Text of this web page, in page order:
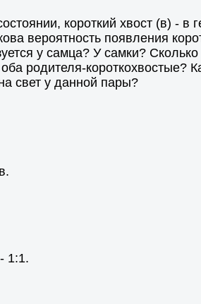
короткий хвост (в) -
вероятность появления
у самца? У самки?
родителя-
свет у данной пары?
1:1.